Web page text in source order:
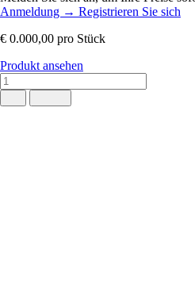
Anmeldung → Registrieren Sie sich
€ 0.000,00 pro Stück
Produkt ansehen